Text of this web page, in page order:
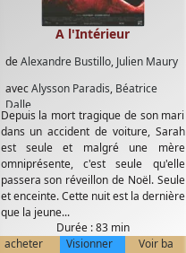
deAlexandre Bustillo, Julien Maury
avecAlysson Paradis, Béatrice
Dalle
A l'Intérieur
Depuis la mort tragique de son mari
dans un accident de voiture, Sarah
est seule et malgré une mère
omniprésente, c'est seule qu'elle
passera son réveillon de Noël. Seule
et enceinte. Cette nuit est la dernière
que la jeune...
Durée : 83 min
acheter
Visionner Voir ba